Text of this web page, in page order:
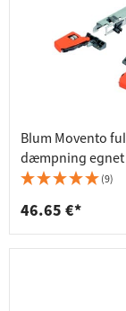
Blum Movento
dæmpning egnet
766H4500M
(9)
46.65 €*